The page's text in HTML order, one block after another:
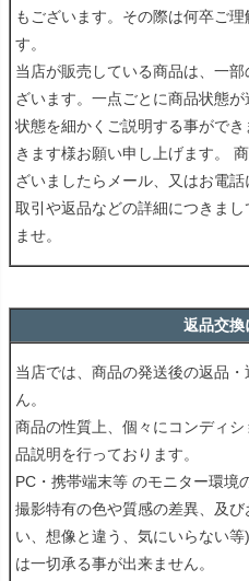
もございます。その際は何卒ご
す。
当店が販売している商品は、一
ざいます。一点ごとに商品状態
状態を細かくご説明する事がで
きます様お願い申し上げます。
ざいましたらメール、又はお電話
取引や返品などの詳細につきま
ませ。
返品交換
当店では、商品の発送後の返品
ん。
商品の性質上、個々にコンディ
品説明を行っております。
PC・携帯端末等 のモニター環境
撮影特有の色や質感の差異、及
い、想像と違う、気にいらない
は一切承る事が出来ません。